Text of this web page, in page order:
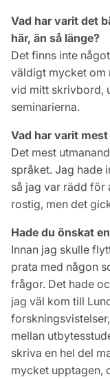
Vad har varit det
här, än så länge?
Det finns inte
väldigt mycket om
vid mitt skrivbord,
seminarierna.
Vad har varit
Det mest
språket. Jag hade
så jag var rädd för
rostig, men det
Hade du önskat
Innan jag skulle
prata med någon
frågor. Det hade
jag väl kom till
mellan
skriva en hel del
mycket upptagen,